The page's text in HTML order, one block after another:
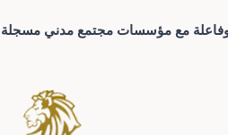
وفاعلة مع مؤسسات مجتمع مدني مسجلة